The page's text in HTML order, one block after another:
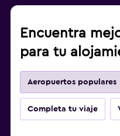
Encuentra
para tu
Aeropuertos populares
Completa tu viaje